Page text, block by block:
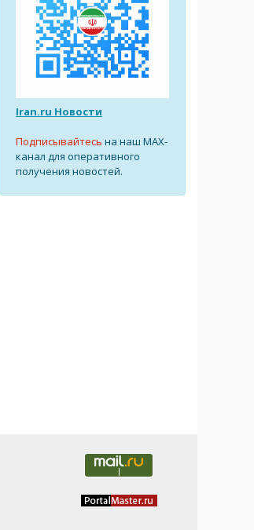
Iran.ru Новости
Подписывайтесь на наш MAX-
канал для оперативного
получения новостей.